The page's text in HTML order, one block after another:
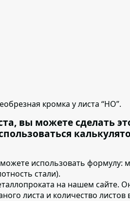
кромка у листа “НО”.
вы можете сделать
использовать формулу:
стали).
на нашем сайте.
листа и количество листов